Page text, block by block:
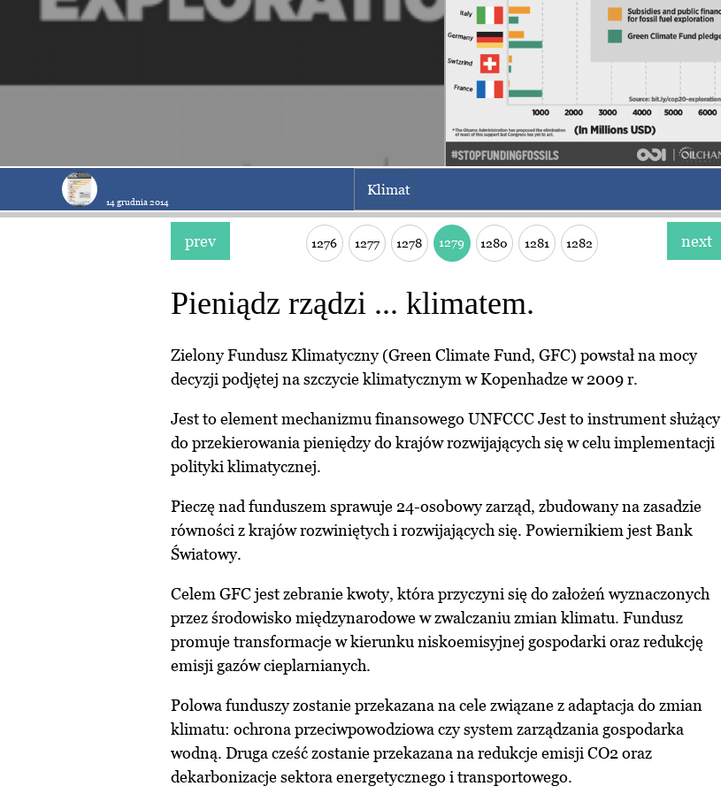
14 grudnia 2014
Klimat
prev 1276 1277 1278 1279 1280 1281 1282 next
Pieniądz rządzi ... klimatem.
Zielony Fundusz Klimatyczny (Green Climate Fund, GFC) powstał na mocy
decyzji podjętej na szczycie klimatycznym w Kopenhadze w 2009 r.
Jest to element mechanizmu finansowego UNFCCC Jest to instrument służący
do przekierowania pieniędzy do krajów rozwijających się w celu implementacji
polityki klimatycznej.
Pieczę nad funduszem sprawuje 24-osobowy zarząd, zbudowany na zasadzie
równości z krajów rozwiniętych i rozwijających się. Powiernikiem jest Bank
Światowy.
Celem GFC jest zebranie kwoty, która przyczyni się do założeń wyznaczonych
przez środowisko międzynarodowe w zwalczaniu zmian klimatu. Fundusz
promuje transformacje w kierunku niskoemisyjnej gospodarki oraz redukcję
emisji gazów cieplarnianych.
Polowa funduszy zostanie przekazana na cele związane z adaptacja do zmian
klimatu: ochrona przeciwpowodziowa czy system zarządzania gospodarka
wodną. Druga cześć zostanie przekazana na redukcje emisji CO2 oraz
dekarbonizacje sektora energetycznego i transportowego.